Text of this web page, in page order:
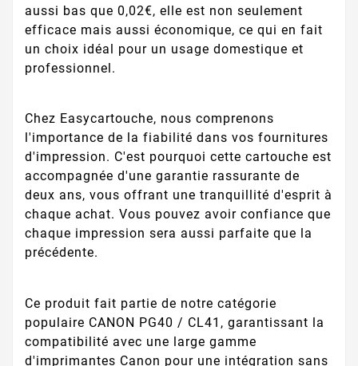
aussi bas que 0,02€, elle est non seulement
efficace mais aussi économique, ce qui en fait
un choix idéal pour un usage domestique et
professionnel.
Chez Easycartouche, nous comprenons
l'importance de la fiabilité dans vos fournitures
d'impression. C'est pourquoi cette cartouche est
accompagnée d'une garantie rassurante de
deux ans, vous offrant une tranquillité d'esprit à
chaque achat. Vous pouvez avoir confiance que
chaque impression sera aussi parfaite que la
précédente.
Ce produit fait partie de notre catégorie
populaire CANON PG40 / CL41, garantissant la
compatibilité avec une large gamme
d'imprimantes Canon pour une intégration sans